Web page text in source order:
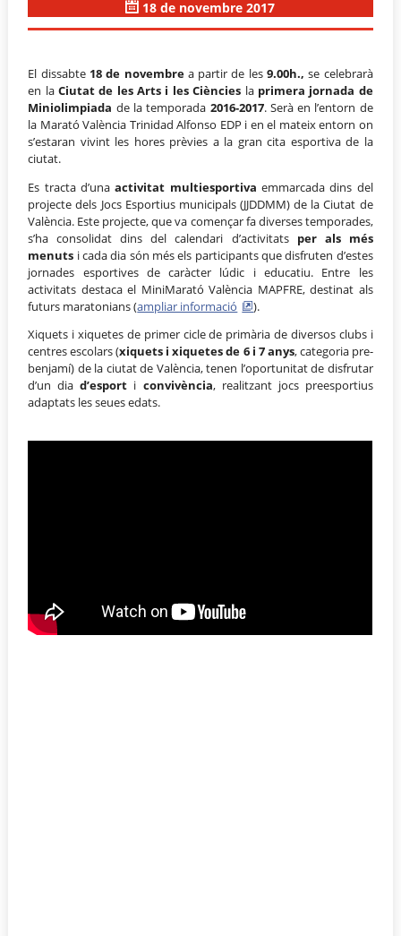
18 de novembre 2017
El dissabte 18 de novembrea partir de les9.00h., se celebrarà
en laCiutat de les Arts i les Ciències laprimera jornada de
Miniolimpiada de la temporada 2016-2017. Serà en l’entorn de
la Marató València Trinidad Alfonso EDP i en el mateix entorn on
s’estaran vivint les hores prèvies a la gran cita esportiva de la
ciutat.
Es tracta d’unaactivitat multiesportiva emmarcada dins del
projecte dels Jocs Esportius municipals (JJDDMM) de la Ciutat de
València. Este projecte, que va començar fa diverses temporades,
s’ha consolidat dins del calendari d’activitats per als més
menuts i cada dia són més els participants que disfruten d’estes
jornades esportives de caràcter lúdic i educatiu. Entre les
activitats destaca el MiniMarató València MAPFRE, destinat als
futurs maratonians (ampliar informació
).
Xiquets i xiquetes de primer cicle de primària de diversos clubs i
centres escolars (xiquets i xiquetes de 6 i 7 anys, categoria pre-
benjamí) de la ciutat de València, tenen l’oportunitat de disfrutar
d’un diad’esport i convivència, realitzant jocs preesportius
adaptats les seues edats.